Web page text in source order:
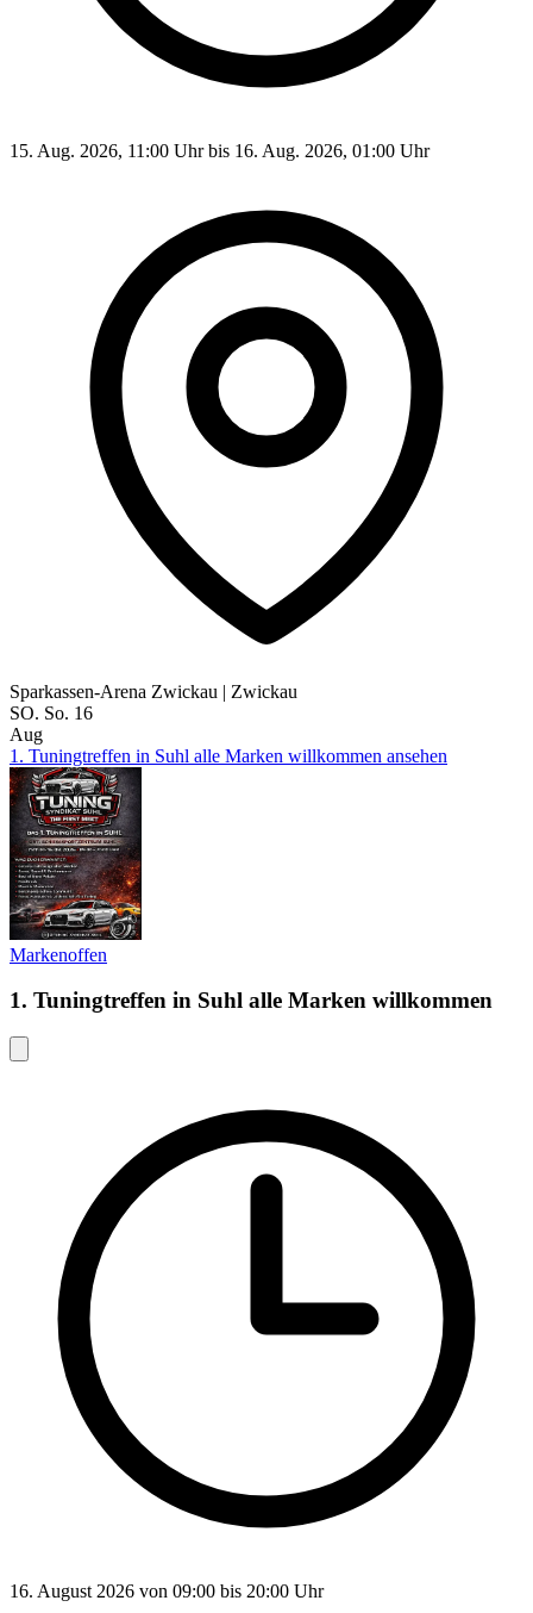
15. Aug. 2026, 11:00 Uhr bis 16. Aug. 2026, 01:00 Uhr
Sparkassen-Arena Zwickau | Zwickau
SO. So. 16
Aug
1. Tuningtreffen in Suhl alle Marken willkommen ansehen
Markenoffen
1. Tuningtreffen in Suhl alle Marken willkommen
16. August 2026 von 09:00 bis 20:00 Uhr